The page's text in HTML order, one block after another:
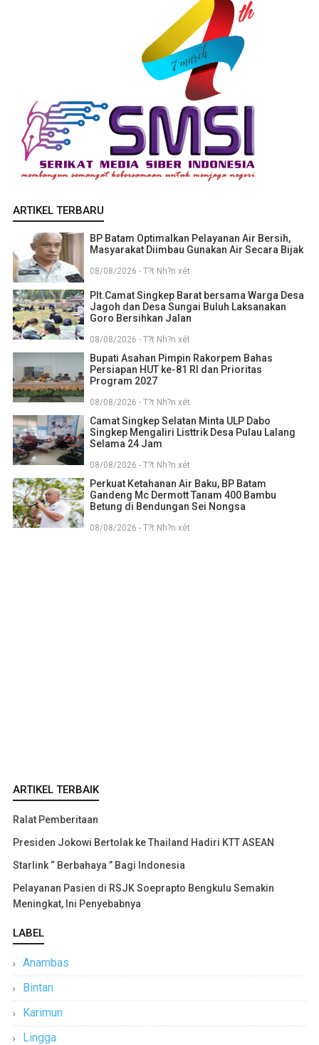
ARTIKEL TERBARU
BP Batam Optimalkan Pelayanan Air Bersih,
Masyarakat Diimbau Gunakan Air Secara Bijak
08/08/2026 - T?t Nh?n xét
Plt.Camat Singkep Barat bersama Warga Desa
Jagoh dan Desa Sungai Buluh Laksanakan
Goro Bersihkan Jalan
08/08/2026 - T?t Nh?n xét
Bupati Asahan Pimpin Rakorpem Bahas
Persiapan HUT ke-81 RI dan Prioritas
Program 2027
08/08/2026 - T?t Nh?n xét
Camat Singkep Selatan Minta ULP Dabo
Singkep Mengaliri Listtrik Desa Pulau Lalang
Selama 24 Jam
08/08/2026 - T?t Nh?n xét
Perkuat Ketahanan Air Baku, BP Batam
Gandeng Mc Dermott Tanam 400 Bambu
Betung di Bendungan Sei Nongsa
08/08/2026 - T?t Nh?n xét
ARTIKEL TERBAIK
Ralat Pemberitaan
Presiden Jokowi Bertolak ke Thailand Hadiri KTT ASEAN
Starlink “ Berbahaya ” Bagi Indonesia
Pelayanan Pasien di RSJK Soeprapto Bengkulu Semakin
Meningkat, Ini Penyebabnya
LABEL
Anambas
Bintan
Karimun
Lingga